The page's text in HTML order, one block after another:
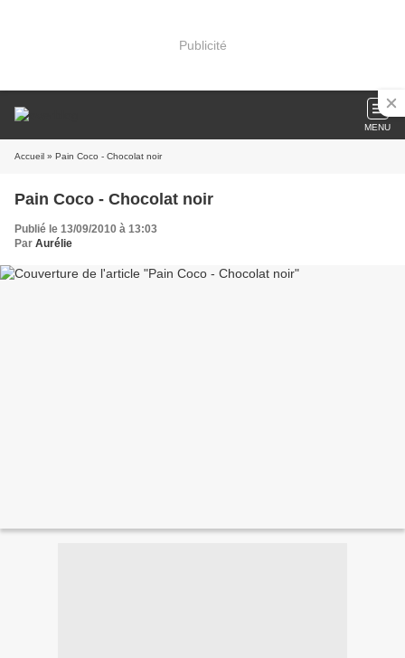
Publicité
MENU
Accueil » Pain Coco - Chocolat noir
Pain Coco - Chocolat noir
Publié le 13/09/2010 à 13:03
Par Aurélie